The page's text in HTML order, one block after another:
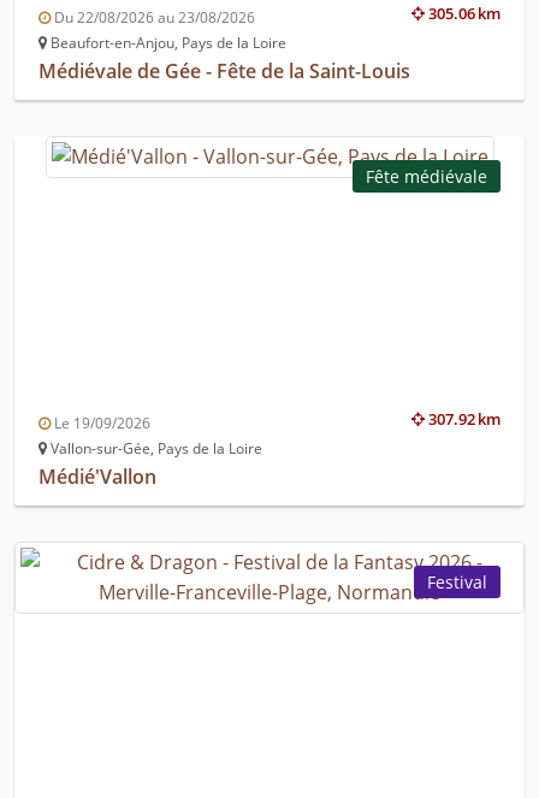
305.06 km
Du 22/08/2026 au 23/08/2026
Beaufort-en-Anjou, Pays de la Loire
Médiévale de Gée - Fête de la Saint-Louis
Fête médiévale
307.92 km
Le 19/09/2026
Vallon-sur-Gée, Pays de la Loire
Médié'Vallon
Festival